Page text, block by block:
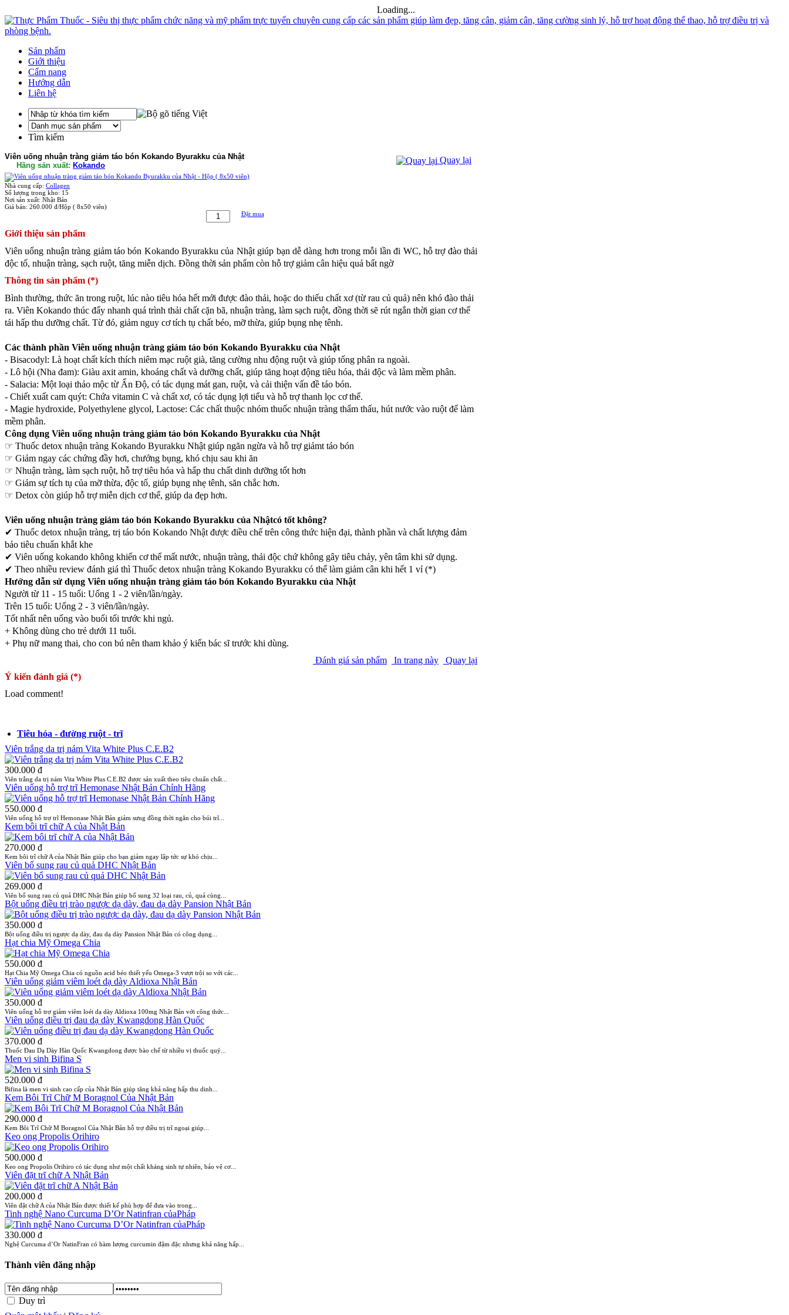
Loading...
Sản phẩm
Giới thiệu
Cẩm nang
Hướng dẫn
Liên hệ
Tìm kiếm
Viên uống nhuận tràng giảm táo bón Kokando Byurakku của Nhật Quay lại
Hãng sản xuất: Kokando
Nhà cung cấp: Collagen
Số lượng trong kho: 15
Nơi sản xuất: Nhật Bản
Giá bán: 260.000 đ/Hộp ( 8x50 viên)
Đặt mua
Giới thiệu sản phẩm
Viên uống nhuận tràng giảm táo bón Kokando Byurakku của Nhật giúp bạn dễ dàng hơn trong mỗi lần đi WC, hỗ trợ đào thải
độc tố, nhuận tràng, sạch ruột, tăng miễn dịch. Đồng thời sản phẩm còn hỗ trợ giảm cân hiệu quả bất ngờ
Thông tin sản phẩm (*)
Bình thường, thức ăn trong ruột, lúc nào tiêu hóa hết mới được đào thải, hoặc do thiếu chất xơ (từ rau củ quả) nên khó đào thải
ra. Viên Kokando thúc đẩy nhanh quá trình thải chất cặn bã, nhuận tràng, làm sạch ruột, đồng thời sẽ rút ngắn thời gian cơ thể
tái hấp thu dưỡng chất. Từ đó, giảm nguy cơ tích tụ chất béo, mỡ thừa, giúp bụng nhẹ tênh.
Các thành phần Viên uống nhuận tràng giảm táo bón Kokando Byurakku của Nhật
- Bisacodyl: Là hoạt chất kích thích niêm mạc ruột già, tăng cường nhu động ruột và giúp tống phân ra ngoài.
- Lô hội (Nha đam): Giàu axit amin, khoáng chất và dưỡng chất, giúp tăng hoạt động tiêu hóa, thải độc và làm mềm phân.
- Salacia: Một loại thảo mộc từ Ấn Độ, có tác dụng mát gan, ruột, và cải thiện vấn đề táo bón.
- Chiết xuất cam quýt: Chứa vitamin C và chất xơ, có tác dụng lợi tiểu và hỗ trợ thanh lọc cơ thể.
- Magie hydroxide, Polyethylene glycol, Lactose: Các chất thuộc nhóm thuốc nhuận tràng thẩm thấu, hút nước vào ruột để làm
mềm phân.
Công dụng Viên uống nhuận tràng giảm táo bón Kokando Byurakku của Nhật
☞ Thuốc detox nhuận tràng Kokando Byurakku Nhật giúp ngăn ngừa và hỗ trợ giảmt táo bón
☞ Giảm ngay các chứng đầy hơi, chướng bụng, khó chịu sau khi ăn
☞ Nhuận tràng, làm sạch ruột, hỗ trợ tiêu hóa và hấp thu chất dinh dưỡng tốt hơn
☞ Giảm sự tích tụ của mỡ thừa, độc tố, giúp bụng nhẹ tênh, săn chắc hơn.
☞ Detox còn giúp hỗ trợ miễn dịch cơ thể, giúp da đẹp hơn.
Viên uống nhuận tràng giảm táo bón Kokando Byurakku của Nhậtcó tốt không?
✔ Thuốc detox nhuận tràng, trị táo bón Kokando Nhật được điều chế trên công thức hiện đại, thành phần và chất lượng đảm
bảo tiêu chuẩn khắt khe
✔ Viên uống kokando không khiến cơ thể mất nước, nhuận tràng, thải độc chứ không gây tiêu chảy, yên tâm khi sử dụng.
✔ Theo nhiều review đánh giá thì Thuốc detox nhuận tràng Kokando Byurakku có thể làm giảm cân khi hết 1 vỉ (*)
Hướng dẫn sử dụng Viên uống nhuận tràng giảm táo bón Kokando Byurakku của Nhật
Người từ 11 - 15 tuổi: Uống 1 - 2 viên/lần/ngày.
Trên 15 tuổi: Uống 2 - 3 viên/lần/ngày.
Tốt nhất nên uống vào buổi tối trước khi ngủ.
+ Không dùng cho trẻ dưới 11 tuổi.
+ Phụ nữ mang thai, cho con bú nên tham khảo ý kiến bác sĩ trước khi dùng.
Đánh giá sản phẩm
In trang này
Quay lại
Ý kiến đánh giá (*)
Load comment!
Tiêu hóa - đường ruột - trĩ
Viên trắng da trị nám Vita White Plus C.E.B2
300.000 đ
Viên trắng da trị nám Vita White Plus C.E.B2 được sản xuất theo tiêu chuẩn chất...
Viên uống hỗ trợ trĩ Hemonase Nhật Bản Chính Hãng
550.000 đ
Viên uống hỗ trợ trĩ Hemonase Nhật Bản giảm sưng đồng thời ngăn cho búi trĩ...
Kem bôi trĩ chữ A của Nhật Bản
270.000 đ
Kem bôi trĩ chữ A của Nhật Bản giúp cho bạn giảm ngay lập tức sự khó chịu...
Viên bổ sung rau củ quả DHC Nhật Bản
269.000 đ
Viên bổ sung rau củ quả DHC Nhật Bản giúp bổ sung 32 loại rau, củ, quả cùng...
Bột uống điều trị trào ngược dạ dày, đau dạ dày Pansion Nhật Bản
350.000 đ
Bột uống điều trị ngược dạ dày, đau dạ dày Pansion Nhật Bản có công dụng...
Hạt chia Mỹ Omega Chia
550.000 đ
Hạt Chia Mỹ Omega Chia có nguồn acid béo thiết yếu Omega-3 vượt trội so với các...
Viên uống giảm viêm loét dạ dày Aldioxa Nhật Bản
350.000 đ
Viên uống hỗ trợ giảm viêm loét dạ dày Aldioxa 100mg Nhật Bản với công thức...
Viên uống điều trị đau dạ dày Kwangdong Hàn Quốc
370.000 đ
Thuốc Đau Dạ Dày Hàn Quốc Kwangdong được bào chế từ nhiều vị thuốc quý...
Men vi sinh Bifina S
520.000 đ
Bifina là men vi sinh cao cấp của Nhật Bản giúp tăng khả năng hấp thu dinh...
Kem Bôi Trĩ Chữ M Boragnol Của Nhật Bản
290.000 đ
Kem Bôi Trĩ Chữ M Boragnol Của Nhật Bản hỗ trợ điều trị trĩ ngoại giúp...
Keo ong Propolis Orihiro
500.000 đ
Keo ong Propolis Orihiro có tác dụng như một chất kháng sinh tự nhiên, bảo vệ cơ...
Viên đặt trĩ chữ A Nhật Bản
200.000 đ
Viên đặt chữ A của Nhật Bản được thiết kế phù hợp để đưa vào trong...
Tinh nghệ Nano Curcuma D’Or Natinfran củaPháp
330.000 đ
Nghệ Curcuma d’Or NatinFran có hàm lượng curcumin đậm đặc nhưng khả năng hấp...
Thành viên đăng nhập
Duy trì